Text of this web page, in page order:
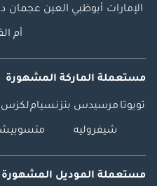
الإمارات أبوظبي العين عجمان
أم
مستعملة الماركة المشهورة
تويوتا مرسيدس بنزنسياملكزس
شيفروليه
مستعملة الموديل المشهورة